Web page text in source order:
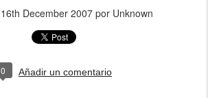
16th December 2007 por Unknown
0 Añadir un comentario